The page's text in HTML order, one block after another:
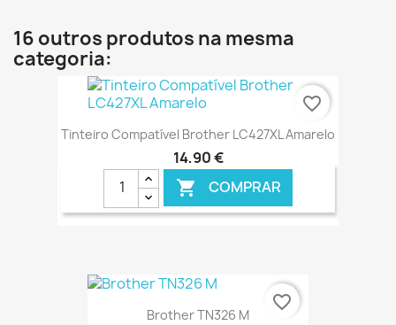
16 outros produtos na mesma
categoria:
Tinteiro Compatível Brother LC427XL Amarelo
14,90 €
 COMPRAR
favorite_border
Brother TN326 M
favorite_border